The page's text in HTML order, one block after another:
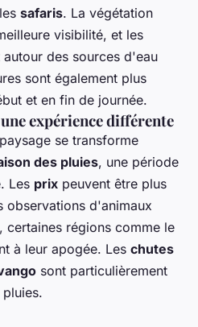
safaris. La végétation
visibilité, et les
autour des sources d'eau
sont également plus
et en fin de journée.
expérience différente
se transforme
des pluies, une période
Les prix peuvent être plus
observations d'animaux
certaines régions comme le
à leur apogée. Les chutes
sont particulièrement